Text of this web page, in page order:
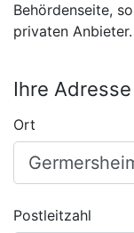
Behördenseite,
privaten Anbieter.
Ihre Adresse
Ort
Postleitzahl